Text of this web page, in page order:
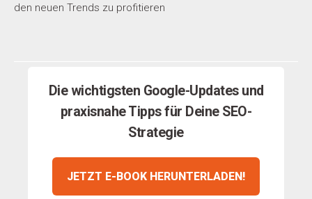
den neuen Trends zu profitieren
Die wichtigsten Google-Updates und
praxisnahe Tipps für Deine SEO-
Strategie
JETZT E-BOOK HERUNTERLADEN!